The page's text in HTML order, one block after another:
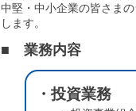
中堅・中小企業の皆さま
します。
■ 業務内容
・投資業務